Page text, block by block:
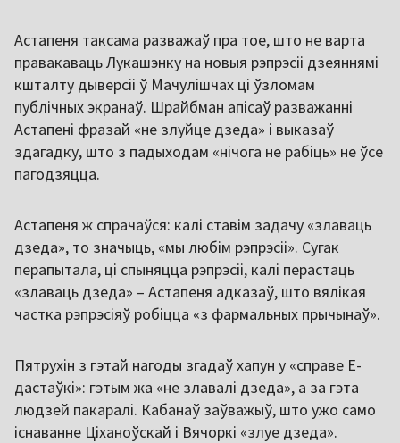
Астапеня таксама разважаў пра тое, што не варта
правакаваць Лукашэнку на новыя рэпрэсіі дзеяннямі
кшталту дыверсіі ў Мачулішчах ці ўзломам
публічных экранаў. Шрайбман апісаў разважанні
Астапені фразай «не злуйце дзеда» і выказаў
здагадку, што з падыходам «нічога не рабіць» не ўсе
пагодзяцца.
Астапеня ж спрачаўся: калі ставім задачу «злаваць
дзеда», то значыць, «мы любім рэпрэсіі». Сугак
перапытала, ці спыняцца рэпрэсіі, калі перастаць
«злаваць дзеда» – Астапеня адказаў, што вялікая
частка рэпрэсіяў робіцца «з фармальных прычынаў».
Пятрухін з гэтай нагоды згадаў хапун у «справе Е-
дастаўкі»: гэтым жа «не злавалі дзеда», а за гэта
людзей пакаралі. Кабанаў заўважыў, што ужо само
існаванне Ціханоўскай і Вячоркі «злуе дзеда».